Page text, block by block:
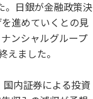
。日銀が金融政策決
進めていくとの見
ンシャルグループ
えました。
内証券による投資